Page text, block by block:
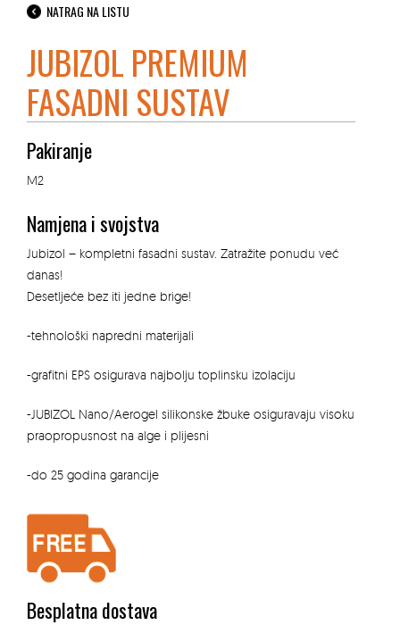
NATRAG NA LISTU
JUBIZOL PREMIUM
FASADNI SUSTAV
Pakiranje
M2
Namjena i svojstva
Jubizol – kompletni fasadni sustav. Zatražite ponudu već
danas!
Desetljeće bez iti jedne brige!
-tehnološki napredni materijali
-grafitni EPS osigurava najbolju toplinsku izolaciju
-JUBIZOL Nano/Aerogel silikonske žbuke osiguravaju visoku
praopropusnost na alge i plijesni
-do 25 godina garancije
Besplatna dostava